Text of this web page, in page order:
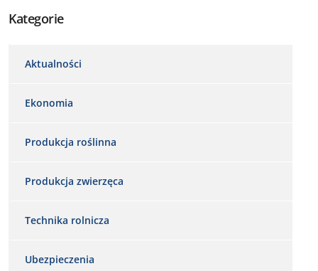
Kategorie
Aktualności
Ekonomia
Produkcja roślinna
Produkcja zwierzęca
Technika rolnicza
Ubezpieczenia